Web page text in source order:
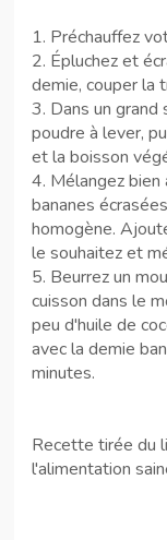
1. Préchauffez
2. Épluchez et
demie, couper la
3. Dans un grand
poudre à lever,
et la boisson
4. Mélangez
bananes
homogène.
le souhaitez et
5. Beurrez un
cuisson dans le
peu d'huile de
avec la demie
minutes.
Recette tirée du
l'alimentation